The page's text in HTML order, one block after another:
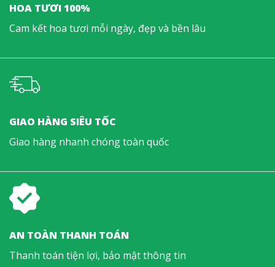
HOA TƯƠI 100%
Cam kết hoa tươi mỗi ngày, đẹp và bền lâu
GIAO HÀNG SIÊU TỐC
Giao hàng nhanh chóng toàn quốc
AN TOÀN THANH TOÁN
Thanh toán tiện lợi, bảo mật thông tin